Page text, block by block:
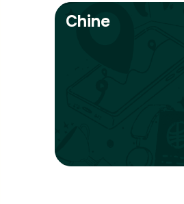
Chine